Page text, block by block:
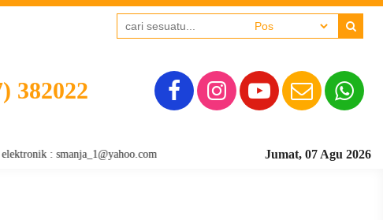
382022
Jumat, 07 Agu 2026
: smanja_1@yahoo.com